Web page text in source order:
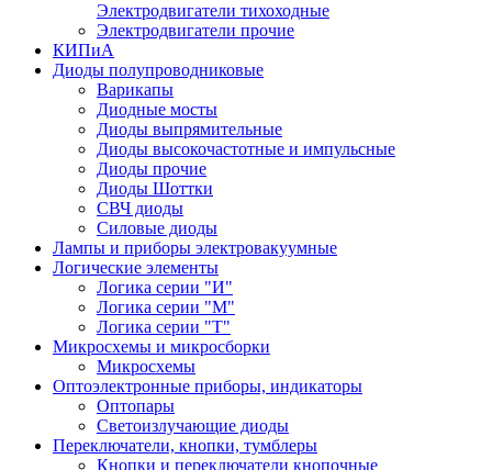
Электродвигатели тихоходные
Электродвигатели прочие
КИПиА
Диоды полупроводниковые
Варикапы
Диодные мосты
Диоды выпрямительные
Диоды высокочастотные и импульсные
Диоды прочие
Диоды Шоттки
СВЧ диоды
Силовые диоды
Лампы и приборы электровакуумные
Логические элементы
Логика серии "И"
Логика серии "М"
Логика серии "Т"
Микросхемы и микросборки
Микросхемы
Оптоэлектронные приборы, индикаторы
Оптопары
Светоизлучающие диоды
Переключатели, кнопки, тумблеры
Кнопки и переключатели кнопочные